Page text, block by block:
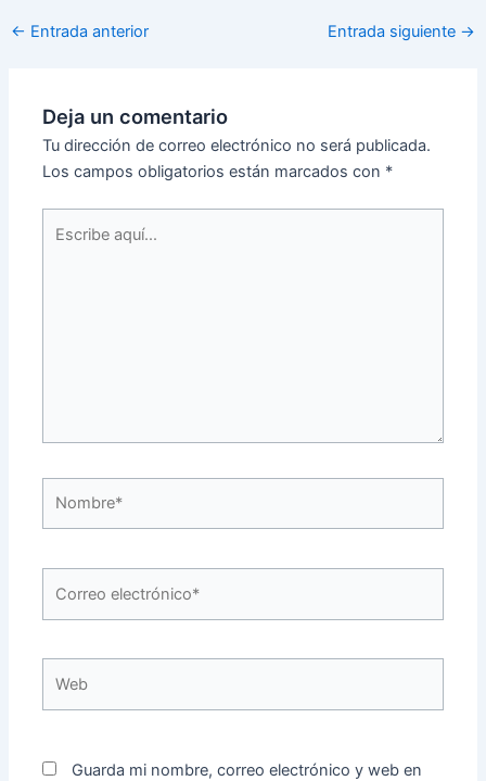
← Entrada anterior Entrada siguiente →
Deja un comentario
Tu dirección de correo electrónico no será publicada.
Los campos obligatorios están marcados con *
aquí...
electrónico*
Guarda mi nombre, correo electrónico y web en